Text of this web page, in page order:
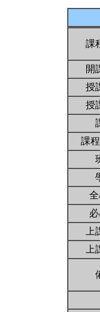
課
開
授
授
課